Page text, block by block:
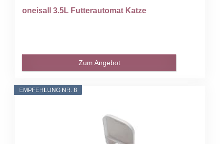
oneisall 3.5L Futterautomat Katze
Zum Angebot
EMPFEHLUNG NR. 8